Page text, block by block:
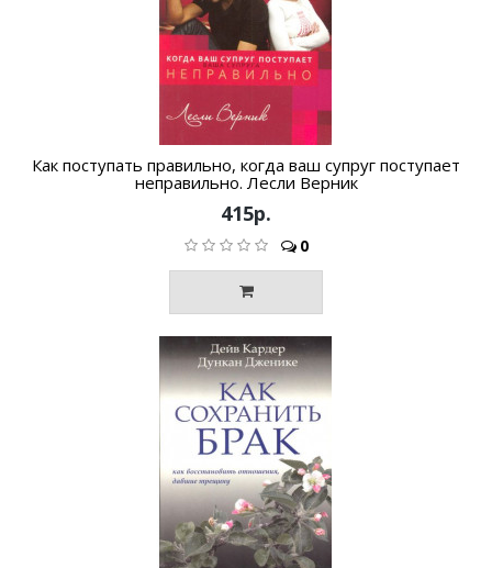
Как поступать правильно, когда ваш супруг поступает
неправильно. Лесли Верник
415р.
0